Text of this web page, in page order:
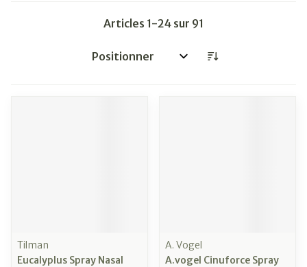
Articles 1-24 sur 91
Trier par:
Tilman
Eucalyplus Spray Nasal
A. Vogel
A.vogel Cinuforce Spray